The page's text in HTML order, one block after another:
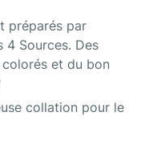
préparés par
4 Sources. Des
et du bon
collation pour le